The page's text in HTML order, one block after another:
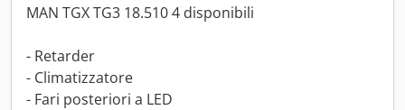
MAN TGX TG3 18.510 4 disponibili
- Retarder
- Climatizzatore
- Fari posteriori a LED